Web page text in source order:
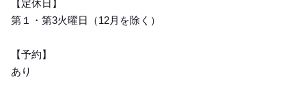
【定休日】
第１・第3火曜日（12月を除く）
【予約】
あり